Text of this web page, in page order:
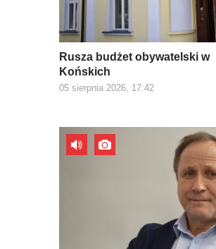
Rusza budżet obywatelski w
Końskich
05 sierpnia 2026, 17:42